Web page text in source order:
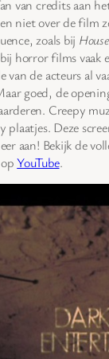
van credits aan
niet over de film
zoals bij
horror films vaak
van de acteurs al
goed, de
Creepy
Deze
aan! Bekijk de
opYouTube.